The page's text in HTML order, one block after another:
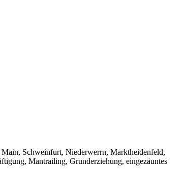
Schweinfurt, Niederwerrn, Marktheidenfeld,
Mantrailing, Grunderziehung, eingezäuntes